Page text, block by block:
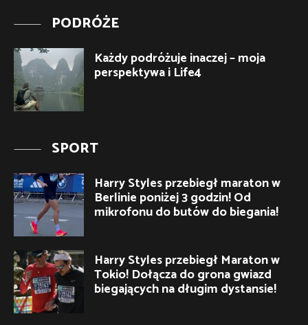
PODRÓŻE
Każdy podróżuje inaczej – moja
perspektywa i Life4
SPORT
Harry Styles przebiegł maraton w
Berlinie poniżej 3 godzin! Od
mikrofonu do butów do biegania!
Harry Styles przebiegł Maraton w
Tokio! Dołącza do grona gwiazd
biegających na długim dystansie!